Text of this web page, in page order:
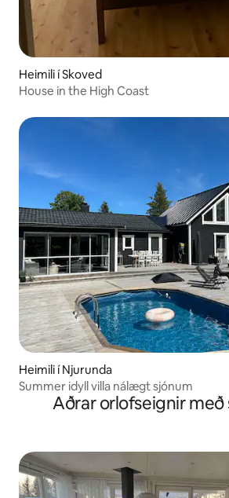
Heimili í Skoved
House in the High Coast
Heimili í Njurunda
Summer idyll villa nálægt sjónum
Aðrar orlofseignir með